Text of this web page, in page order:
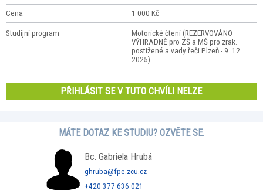
Cena 1 000 Kč
Studijní program
Motorické čtení (REZERVOVÁNO
VÝHRADNĚ pro ZŠ a MŠ pro zrak.
postižené a vady řeči Plzeň - 9. 12.
2025)
PŘIHLÁSIT SE V TUTO CHVÍLI NELZE
MÁTE DOTAZ KE STUDIU? OZVĚTE SE.
Bc. Gabriela Hrubá
ghruba@fpe.zcu.cz
+420 377 636 021